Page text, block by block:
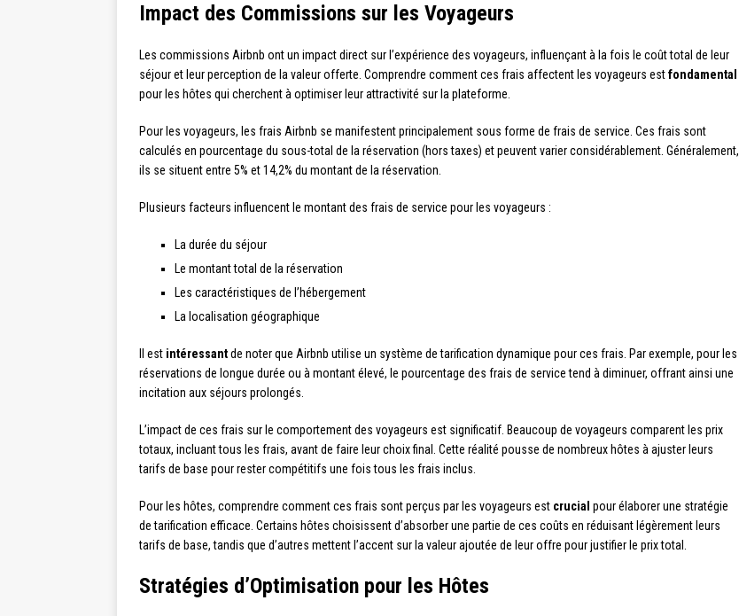
Impact des Commissions sur les Voyageurs
Les commissions Airbnb ont un impact direct sur l’expérience des voyageurs, influençant à la fois le coût total de leur
séjour et leur perception de la valeur offerte. Comprendre comment ces frais affectent les voyageurs estfondamental
pour les hôtes qui cherchent à optimiser leur attractivité sur la plateforme.
Pour les voyageurs, les frais Airbnb se manifestent principalement sous forme de frais de service. Ces frais sont
calculés en pourcentage du sous-total de la réservation (hors taxes) et peuvent varier considérablement. Généralement,
ils se situent entre 5% et 14,2% du montant de la réservation.
Plusieurs facteurs influencent le montant des frais de service pour les voyageurs :
La durée du séjour
Le montant total de la réservation
Les caractéristiques de l’hébergement
La localisation géographique
Il est intéressantde noter que Airbnb utilise un système de tarification dynamique pour ces frais. Par exemple, pour les
réservations de longue durée ou à montant élevé, le pourcentage des frais de service tend à diminuer, offrant ainsi une
incitation aux séjours prolongés.
L’impact de ces frais sur le comportement des voyageurs est significatif. Beaucoup de voyageurs comparent les prix
totaux, incluant tous les frais, avant de faire leur choix final. Cette réalité pousse de nombreux hôtes à ajuster leurs
tarifs de base pour rester compétitifs une fois tous les frais inclus.
Pour les hôtes, comprendre comment ces frais sont perçus par les voyageurs est crucial pour élaborer une stratégie
de tarification efficace. Certains hôtes choisissent d’absorber une partie de ces coûts en réduisant légèrement leurs
tarifs de base, tandis que d’autres mettent l’accent sur la valeur ajoutée de leur offre pour justifier le prix total.
Stratégies d’Optimisation pour les Hôtes